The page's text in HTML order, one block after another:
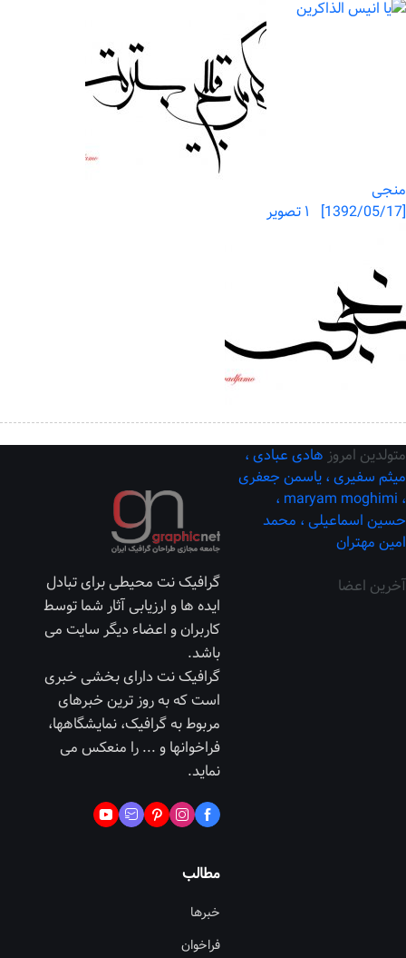
منجی
[1392/05/17] ۱ تصویر
متولدین امروز هادی عبادی ،
میثم سفیری ،یاسمن جعفری
، maryam moghimi ،
حسین اسماعیلی ، محمد
امین مهتران
آخرین اعضا
گرافیک نت محیطی برای تبادل
ایده ها و ارزیابی آثار شما توسط
کاربران و اعضاء دیگر سایت می
باشد.
گرافیک نت دارای بخشی خبری
است که به روز ترین خبرهای
مربوط به گرافیک، نمایشگاهها،
فراخوانها و ... را منعکس می
نماید.
مطالب
خبرها
فراخوان